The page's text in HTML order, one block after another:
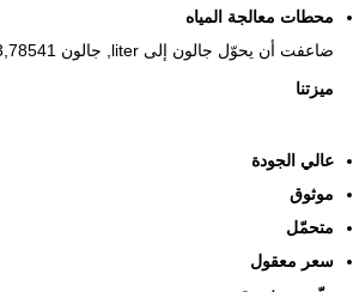
محطات معالجة المياه
ضاعفت أن يحوّل جالون إلى liter, جالون x 3,78541
ميزتنا
عالي الجودة
موثوق
متحمّل
سعر معقول